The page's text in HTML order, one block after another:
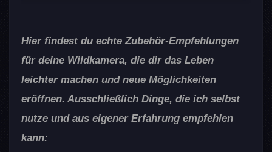
Hier findest du echte Zubehör-Empfehlungen
für deine Wildkamera, die dir das Leben
leichter machen und neue Möglichkeiten
eröffnen. Ausschließlich Dinge, die ich selbst
nutze und aus eigener Erfahrung empfehlen
kann: